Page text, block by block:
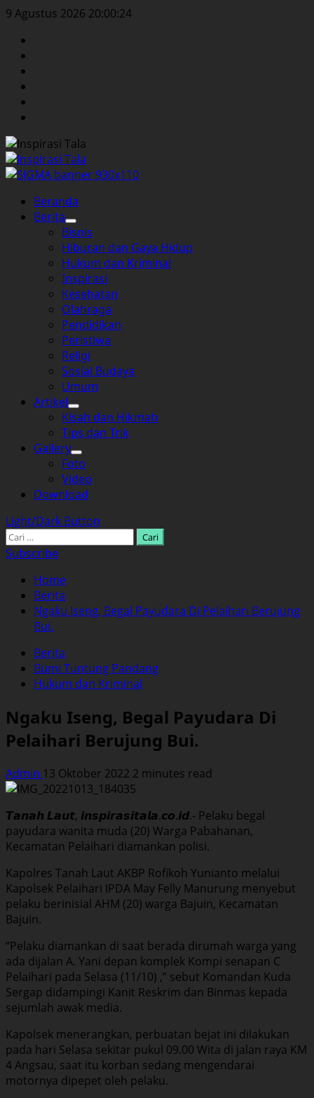
Skip
content
9 Agustus 2026 20:00:24
Primary
Menu
Beranda
Berita
Bisnis
Hiburan dan Gaya Hidup
Hukum dan Kriminal
Inspirasi
Kesehatan
Olahraga
Pendidikan
Peristiwa
Religi
Sosial Budaya
Umum
Artikel
Kisah dan Hikmah
Tips dan Trik
Gallery
Foto
Video
Download
Light/Dark Button
Cari
untuk:
Subscribe
Home
Berita
Ngaku Iseng, Begal Payudara Di Pelaihari Berujung
Bui.
Berita
Bumi Tuntung Pandang
Hukum dan Kriminal
Ngaku Iseng, Begal Payudara Di
Pelaihari Berujung Bui.
Admin 13 Oktober 2022 2 minutes read
𝙏𝙖𝙣𝙖𝙝 𝙇𝙖𝙪𝙩, 𝙞𝙣𝙨𝙥𝙞𝙧𝙖𝙨𝙞𝙩𝙖𝙡𝙖.𝙘𝙤.𝙞𝙙.- Pelaku begal
payudara wanita muda (20) Warga Pabahanan,
Kecamatan Pelaihari diamankan polisi.
Kapolres Tanah Laut AKBP Rofikoh Yunianto melalui
Kapolsek Pelaihari IPDA May Felly Manurung menyebut
pelaku berinisial AHM (20) warga Bajuin, Kecamatan
Bajuin.
“Pelaku diamankan di saat berada dirumah warga yang
ada dijalan A. Yani depan komplek Kompi senapan C
Pelaihari pada Selasa (11/10) ,” sebut Komandan Kuda
Sergap didampingi Kanit Reskrim dan Binmas kepada
sejumlah awak media.
Kapolsek menerangkan, perbuatan bejat ini dilakukan
pada hari Selasa sekitar pukul 09.00 Wita di jalan raya KM
4 Angsau, saat itu korban sedang mengendarai
motornya dipepet oleh pelaku.